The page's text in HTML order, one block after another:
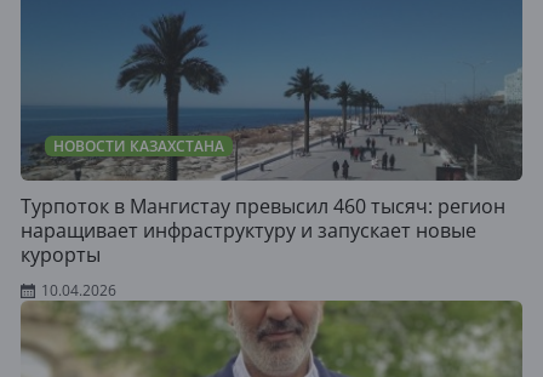
НОВОСТИ КАЗАХСТАНА
Турпоток в Мангистау превысил 460 тысяч: регион
наращивает инфраструктуру и запускает новые
курорты
10.04.2026